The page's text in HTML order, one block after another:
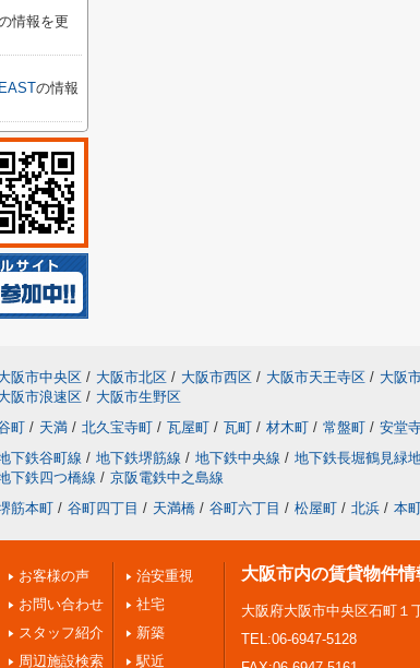
情報を更
の情報
阪市中央区 / 大阪市北区 / 大阪市西区 / 大阪市天王寺区 / 大阪
阪市浪速区 / 大阪市生野区
町 / 天満 / 北久宝寺町 / 瓦屋町 / 瓦町 / 材木町 / 常盤町 / 安堂
下鉄谷町線 / 地下鉄堺筋線 / 地下鉄中央線 / 地下鉄長堀鶴見緑
下鉄四つ橋線 / 京阪電鉄中之島線
筋本町 / 谷町四丁目 / 天満橋 / 谷町六丁目 / 松屋町 / 北浜 / 本
お客様の声
お問い合わせ
スタッフ紹介
周辺施設検索
治安重視
社宅
新築
駅近
大阪市内の賃貸物件情
大阪府大阪市中央区石町１
TEL:06-6947-5128